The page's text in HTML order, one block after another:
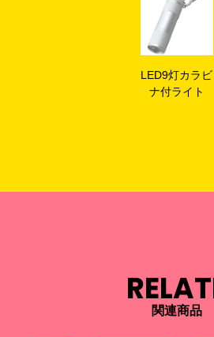
LED9灯カラビ
ナ付ライト
関連商品